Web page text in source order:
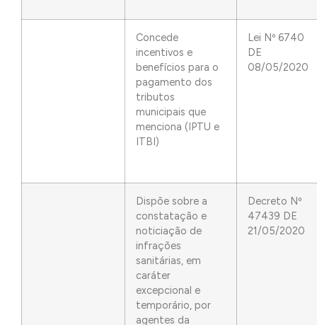
Concede
incentivos e
benefícios para o
pagamento dos
tributos
municipais que
menciona (IPTU e
ITBI)
Lei Nº 6740
DE
08/05/2020
Dispõe sobre a
constatação e
noticiação de
infrações
sanitárias, em
caráter
excepcional e
temporário, por
agentes da
Decreto Nº
47439 DE
21/05/2020